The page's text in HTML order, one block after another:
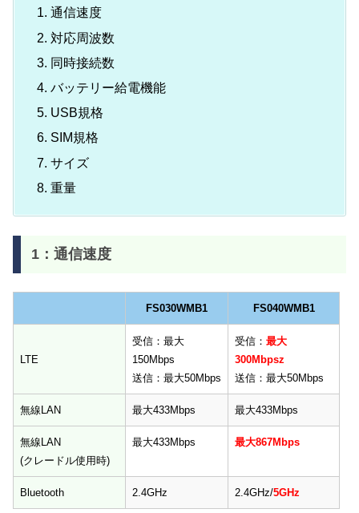
通信速度
対応周波数
同時接続数
バッテリー給電機能
USB規格
SIM規格
サイズ
重量
1：通信速度
FS030WMB1 FS040WMB1
FS030WMB1 FS040WMB1
LTE
受信：最大
150Mbps
送信：最大50Mbps
受信： 最大
300Mbpsz
送信：最大50Mbps
無線LAN 最大433Mbps 最大433Mbps
無線LAN
(クレードル使用時)
最大433Mbps 最大867Mbps
Bluetooth 2.4GHz 2.4GHz/5GHz